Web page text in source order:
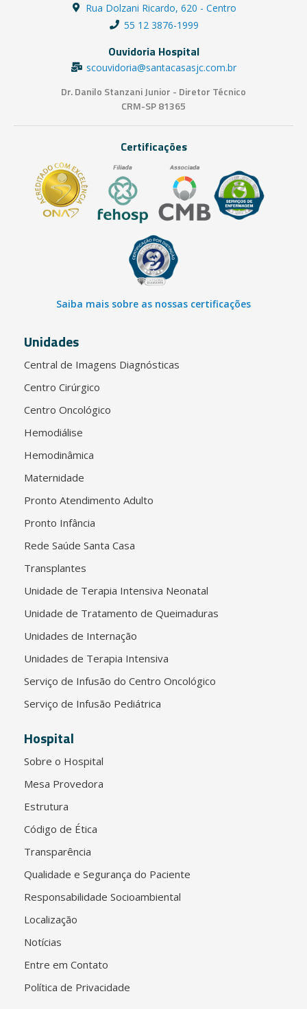
Rua Dolzani Ricardo, 620 - Centro
55 12 3876-1999
Ouvidoria Hospital
scouvidoria@santacasasjc.com.br
Dr. Danilo Stanzani Junior - Diretor Técnico
CRM-SP 81365
Certificações
Saiba mais sobre as nossas certificações
Unidades
Central de Imagens Diagnósticas
Centro Cirúrgico
Centro Oncológico
Hemodiálise
Hemodinâmica
Maternidade
Pronto Atendimento Adulto
Pronto Infância
Rede Saúde Santa Casa
Transplantes
Unidade de Terapia Intensiva Neonatal
Unidade de Tratamento de Queimaduras
Unidades de Internação
Unidades de Terapia Intensiva
Serviço de Infusão do Centro Oncológico
Serviço de Infusão Pediátrica
Hospital
Sobre o Hospital
Mesa Provedora
Estrutura
Código de Ética
Transparência
Qualidade e Segurança do Paciente
Responsabilidade Socioambiental
Localização
Notícias
Entre em Contato
Política de Privacidade